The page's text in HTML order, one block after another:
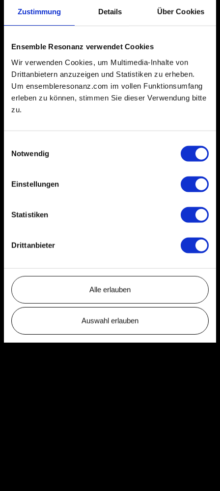
Zustimmung Details Über Cookies
Ensemble Resonanz verwendet Cookies
Wir verwenden Cookies, um Multimedia-Inhalte von
Drittanbietern anzuzeigen und Statistiken zu erheben.
Um ensembleresonanz.com im vollen Funktionsumfang
erleben zu können, stimmen Sie dieser Verwendung bitte
zu.
Notwendig
Einstellungen
Statistiken
Drittanbieter
Alle erlauben
Auswahl erlauben